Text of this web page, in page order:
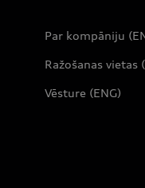
Par kompāniju
Ražošanas vietas
Vēsture (ENG)